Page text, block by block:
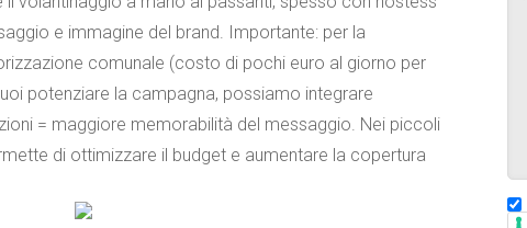
e immagine del brand. Importante: per la
comunale (costo di pochi euro al giorno per
potenziare la campagna, possiamo integrare
= maggiore memorabilità del messaggio. Nei piccoli
di ottimizzare il budget e aumentare la copertura